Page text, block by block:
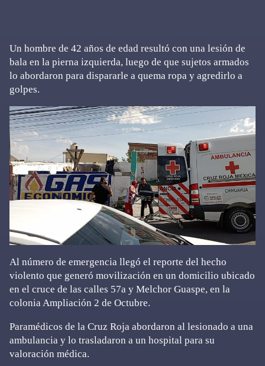
Un hombre de 42 años de edad resultó con una lesión de
bala en la pierna izquierda, luego de que sujetos armados
lo abordaron para dispararle a quema ropa y agredirlo a
golpes.
Al número de emergencia llegó el reporte del hecho
violento que generó movilización en un domicilio ubicado
en el cruce de las calles 57a y Melchor Guaspe, en la
colonia Ampliación 2 de Octubre.
Paramédicos de la Cruz Roja abordaron al lesionado a una
ambulancia y lo trasladaron a un hospital para su
valoración médica.